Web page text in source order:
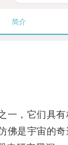
简介
，它们具有
是宇宙的奇